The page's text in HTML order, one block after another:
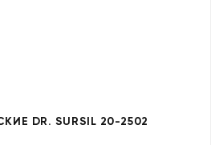
DR. SURSIL 20-2502